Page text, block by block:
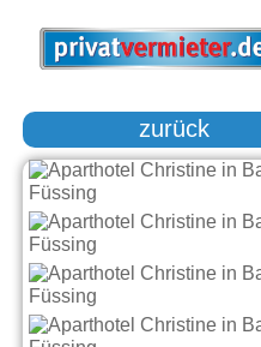
zurück